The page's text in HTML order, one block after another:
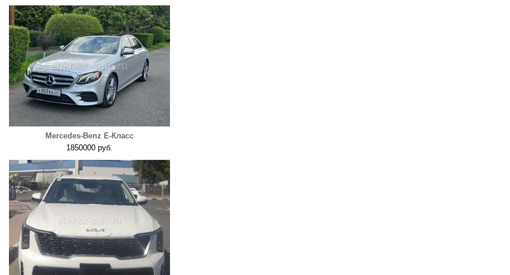
Mercedes-Benz E-Класс
1850000 руб.